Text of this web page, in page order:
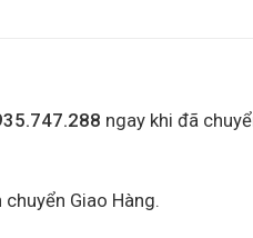
ngay khi đã
Giao Hàng.